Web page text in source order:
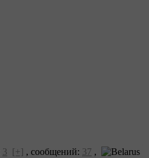
3 [+] , сообщений: 37 ,